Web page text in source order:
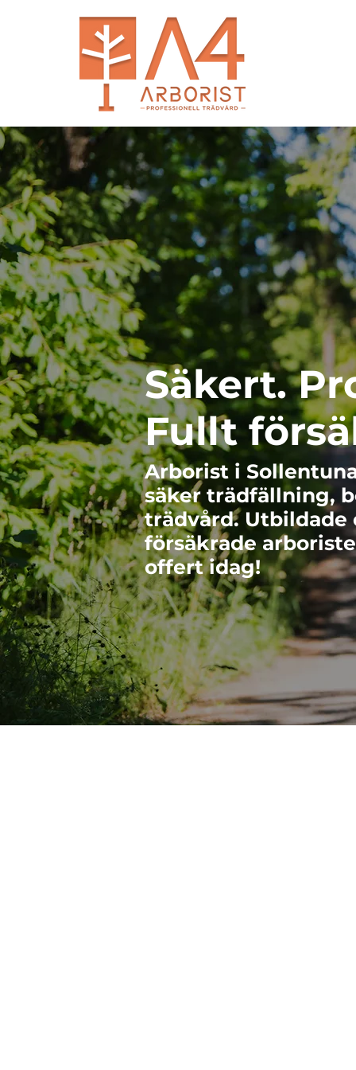
Säkert.
Fullt
Arborist i
säker trädfällning,
trädvård.
försäkrade
offert idag!